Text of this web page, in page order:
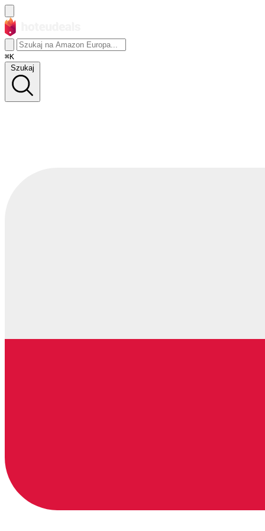
⌘K
Szukaj